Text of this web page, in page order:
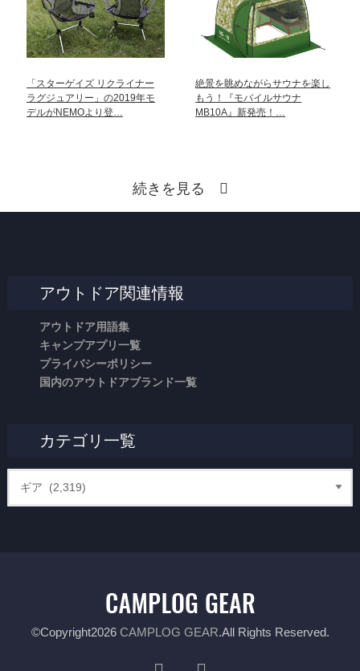
「スターゲイズ リクライナー
ラグジュアリー」の2019年モ
デルがNEMOより登…
絶景を眺めながらサウナを楽し
もう！『モバイルサウナ
MB10A』新発売！…
続きを見る
アウトドア関連情報
アウトドア用語集
キャンプアプリ一覧
プライバシーポリシー
国内のアウトドアブランド一覧
カテゴリ一覧
©Copyright2026 CAMPLOG GEAR.All Rights Reserved.